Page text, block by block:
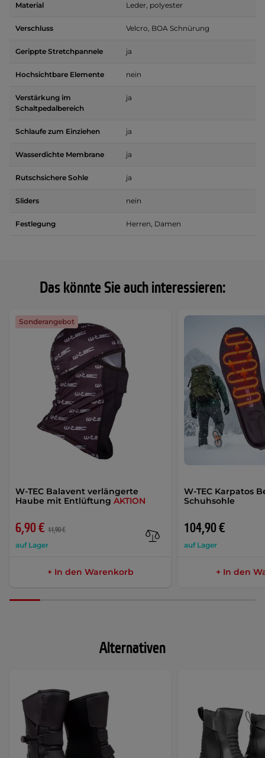
Das könnte Sie auch interessieren:
W-TEC Balavent verlängerte
Haube mit Entlüftung AKTION
6,90 € 11,90 €
auf Lager
Sonderangebot
+ In den Warenkorb
W-TEC Karpatos
Schuhsohle
104,90 €
auf Lager
+ In den
Material Leder, polyester
Verschluss Velcro, BOA Schnürung
Gerippte Stretchpannele ja
Hochsichtbare Elemente nein
Verstärkung im
Schaltpedalbereich
ja
Schlaufe zum Einziehen ja
Wasserdichte Membrane ja
Rutschsichere Sohle ja
Sliders nein
Festlegung Herren, Damen
Alternativen